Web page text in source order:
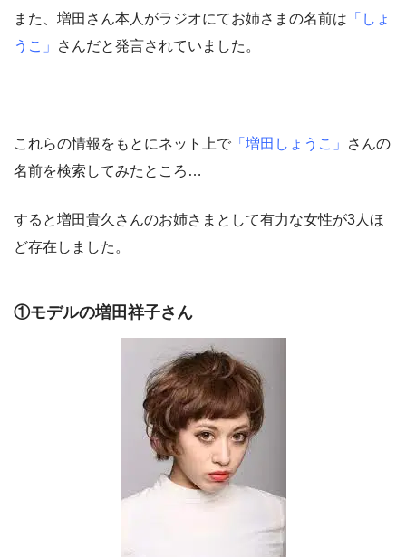
また、増田さん本人がラジオにてお姉さまの名前は 「しょ
うこ」
さんだと発言されていました。
これらの情報をもとにネット上で 「増田しょうこ」
さんの
名前を検索してみたところ…
すると増田貴久さんのお姉さまとして有力な女性が3人ほ
ど存在しました。
①モデルの増田祥子さん